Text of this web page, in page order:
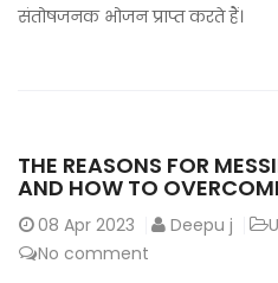
संतोषजनक भोजन प्राप्त करते हैं।
THE REASONS FOR
AND HOW TO
08 Apr 2023 Deepu j
No comment